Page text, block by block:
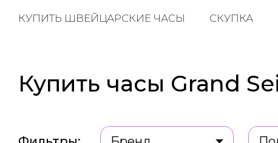
КУПИТЬ ШВЕЙЦАРСКИЕ ЧАСЫ СКУПКА
Купить часы Grand